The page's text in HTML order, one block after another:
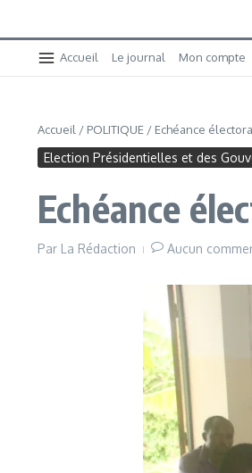
Accueil Le journal Mon compte
Accueil / POLITIQUE / Echéance
Election Présidentielles et des
Echéance
Par La Rédaction Aucun